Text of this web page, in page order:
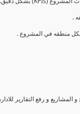
و رفع التقارير